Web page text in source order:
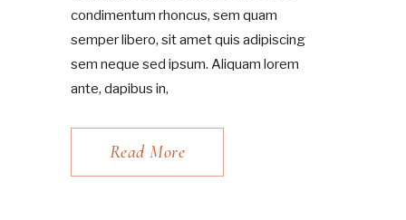
condimentum rhoncus, sem quam
semper libero, sit amet quis adipiscing
sem neque sed ipsum. Aliquam lorem
ante, dapibus in,
Read More